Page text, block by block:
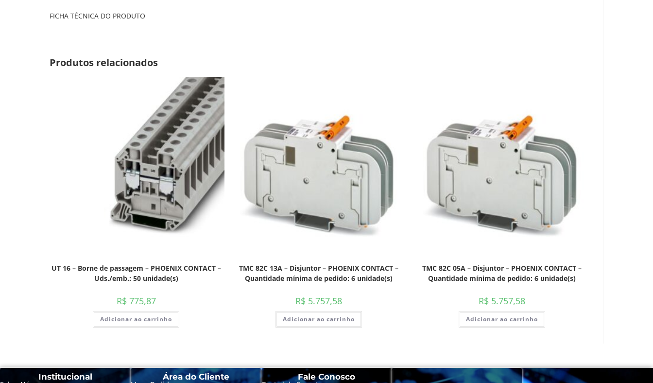
FICHA TÉCNICA DO PRODUTO
Produtos relacionados
UT 16 – Borne de passagem – PHOENIX CONTACT –
Uds./emb.: 50 unidade(s)
R$ 775,87
Adicionar ao carrinho
TMC 82C 13A – Disjuntor – PHOENIX CONTACT –
Quantidade mínima de pedido: 6 unidade(s)
R$ 5.757,58
Adicionar ao carrinho
TMC 82C 05A – Disjuntor – PHOENIX CONTACT –
Quantidade mínima de pedido: 6 unidade(s)
R$ 5.757,58
Adicionar ao carrinho
Institucional Área do Cliente Fale Conosco